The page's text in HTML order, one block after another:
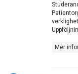
Mer